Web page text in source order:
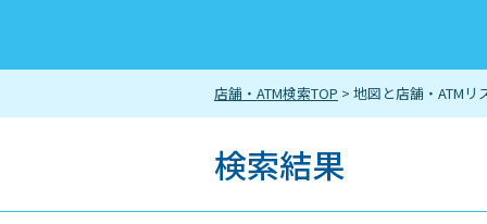
店舗・ATM検索TOP > 地図と店舗・ATMリ
検索結果